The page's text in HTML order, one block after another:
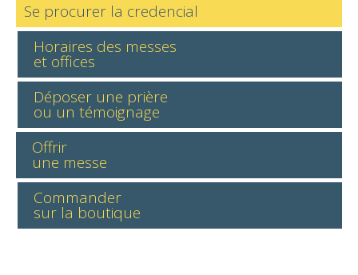
Se procurer la credencial
Horaires des messes
et offices
Déposer une prière
ou un témoignage
Offrir
une messe
Commander
sur la boutique